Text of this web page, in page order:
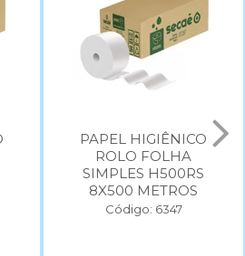
PAPEL HIGIÊNICO
ROLO FOLHA
SIMPLES H500RS
8X500 METROS
Código: 6347